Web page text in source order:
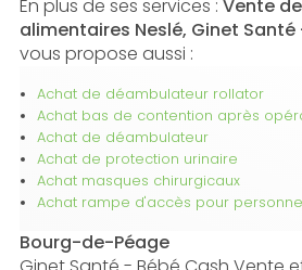
En plus de ses services : Vente
alimentaires Neslé, Ginet Santé
vous propose aussi :
Achat de déambulateur rollator
Achat bas de contention après
Achat de déambulateur
Achat de protection urinaire
Achat masques chirurgicaux
Achat rampe d'accès pour
Bourg-de-Péage